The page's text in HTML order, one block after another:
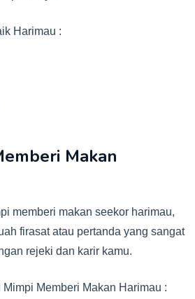
Harimau :
Makan
memberi makan seekor harimau,
firasat atau pertanda yang sangat
rejeki dan karir kamu.
Memberi Makan Harimau :